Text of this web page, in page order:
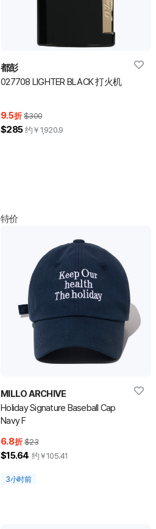
都彭
027708 LIGHTER BLACK 打火机
9.5折 $300
$285 约￥ 1,920.9
特价
MILLO ARCHIVE
Holiday Signature Baseball Cap
Navy F
6.8折 $23
$15.64 约￥105.41
3小时前